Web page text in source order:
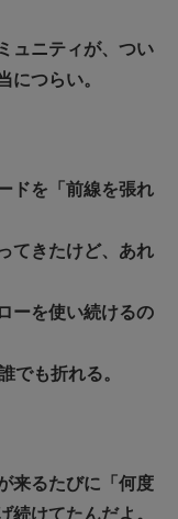
ュニティが、つい
につらい。
ドを「前線を張れ
てきたけど、あれ
ーを使い続けるの
でも折れる。
来るたびに「何度
続けてたんだよ。